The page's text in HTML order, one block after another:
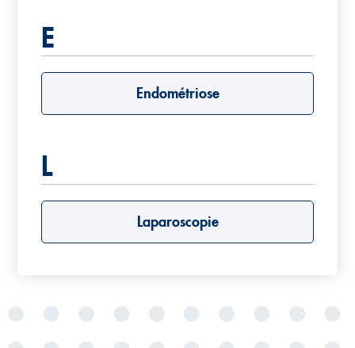
E
Endométriose
L
Laparoscopie